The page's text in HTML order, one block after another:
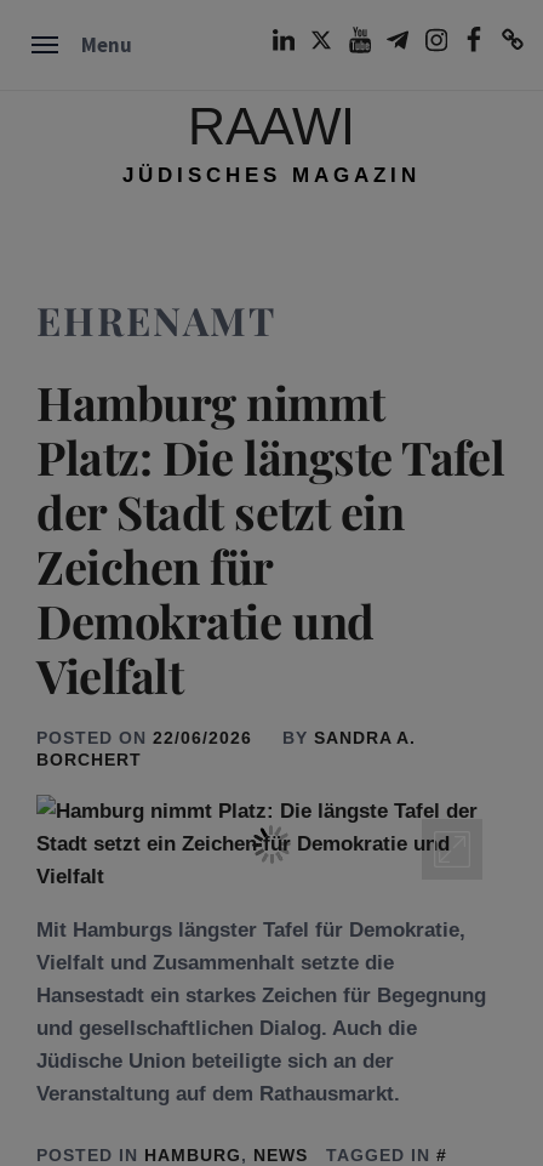
Menu
RAAWI
JÜDISCHES MAGAZIN
EHRENAMT
Hamburg nimmt
Platz: Die längste Tafel
der Stadt setzt ein
Zeichen für
Demokratie und
Vielfalt
POSTED ON 22/06/2026 BY SANDRA A.
BORCHERT
Mit Hamburgs längster Tafel für Demokratie,
Vielfalt und Zusammenhalt setzte die
Hansestadt ein starkes Zeichen für Begegnung
und gesellschaftlichen Dialog. Auch die
Jüdische Union beteiligte sich an der
Veranstaltung auf dem Rathausmarkt.
POSTED IN HAMBURG, NEWS
TAGGED IN